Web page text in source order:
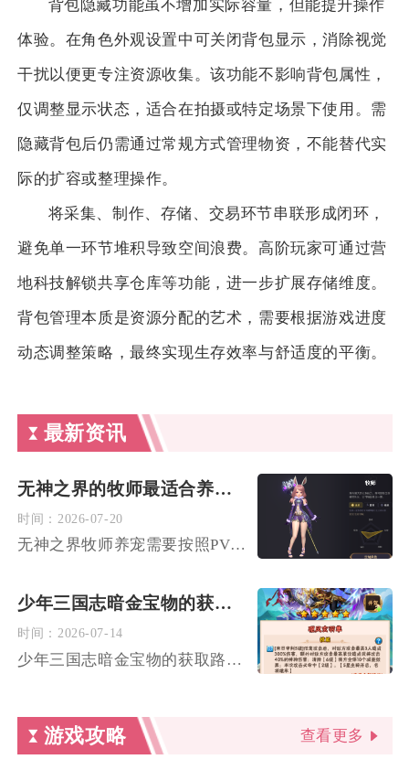
背包隐藏功能虽不增加实际容量，但能提升操作
体验。在角色外观设置中可关闭背包显示，消除视觉
干扰以便更专注资源收集。该功能不影响背包属性，
仅调整显示状态，适合在拍摄或特定场景下使用。需
隐藏背包后仍需通过常规方式管理物资，不能替代实
际的扩容或整理操作。
将采集、制作、存储、交易环节串联形成闭环，
避免单一环节堆积导致空间浪费。高阶玩家可通过营
地科技解锁共享仓库等功能，进一步扩展存储维度。
背包管理本质是资源分配的艺术，需要根据游戏进度
动态调整策略，最终实现生存效率与舒适度的平衡。
最新资讯
无神之界的牧师最适合养什么宠物
时间： 2026-07-20
无神之界牧师养宠需要按照PVE副本开荒、PVP竞技对抗、日常...
少年三国志暗金宝物的获取路径是什么
时间： 2026-07-14
少年三国志暗金宝物的获取路径主要分为长期稳定商店兑换、周期性...
游戏攻略 查看更多